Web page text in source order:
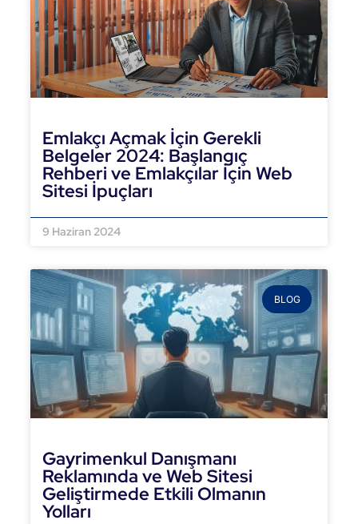
Emlakçı Açmak İçin Gerekli
Belgeler 2024: Başlangıç
Rehberi ve Emlakçılar İçin Web
Sitesi İpuçları
9 Haziran 2024
BLOG
Gayrimenkul Danışmanı
Reklamında ve Web Sitesi
Geliştirmede Etkili Olmanın
Yolları